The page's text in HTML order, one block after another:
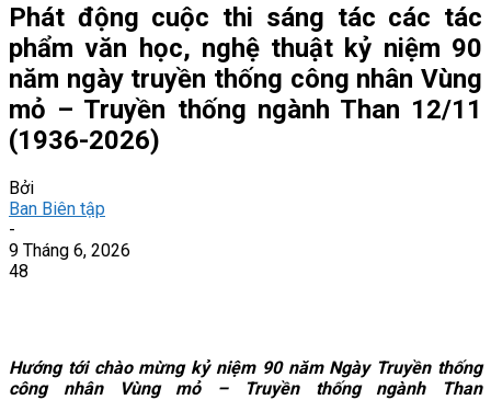
Phát động cuộc thi sáng tác các tác
phẩm văn học, nghệ thuật kỷ niệm 90
năm ngày truyền thống công nhân Vùng
mỏ – Truyền thống ngành Than 12/11
(1936-2026)
Bởi
Ban Biên tập
-
9 Tháng 6, 2026
48
Hướng tới chào mừng kỷ niệm 90 năm Ngày Truyền thống
công nhân Vùng mỏ – Truyền thống ngành Than